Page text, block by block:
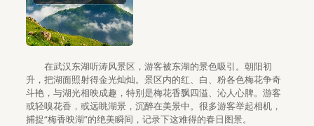
在武汉东湖听涛风景区，游客被东湖的景色吸引。朝阳初
升，把湖面照射得金光灿灿。景区内的红、白、粉各色梅花争奇
斗艳，与湖光相映成趣，特别是梅花香飘四溢、沁人心脾。游客
或轻嗅花香，或远眺湖景，沉醉在美景中。很多游客举起相机，
捕捉“梅香映湖”的绝美瞬间，记录下这难得的春日图景。